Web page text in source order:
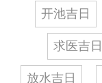
开池吉日
求医吉日
放水吉日